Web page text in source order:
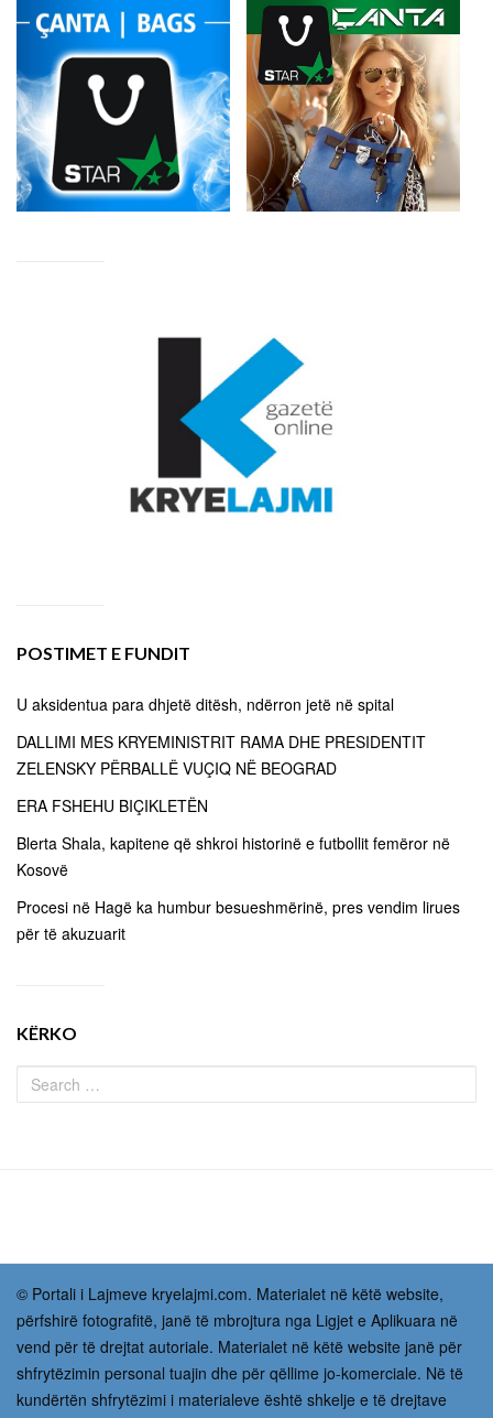
POSTIMET E FUNDIT
U aksidentua para dhjetë ditësh, ndërron jetë në spital
DALLIMI MES KRYEMINISTRIT RAMA DHE PRESIDENTIT
ZELENSKY PËRBALLË VUÇIQ NË BEOGRAD
ERA FSHEHU BIÇIKLETËN
Blerta Shala, kapitene që shkroi historinë e futbollit femëror në
Kosovë
Procesi në Hagë ka humbur besueshmërinë, pres vendim lirues
për të akuzuarit
KËRKO
© Portali i Lajmeve kryelajmi.com. Materialet në këtë website,
përfshirë fotografitë, janë të mbrojtura nga Ligjet e Aplikuara në
vend për të drejtat autoriale. Materialet në këtë website janë për
shfrytëzimin personal tuajin dhe për qëllime jo-komerciale. Në të
kundërtën shfrytëzimi i materialeve është shkelje e të drejtave